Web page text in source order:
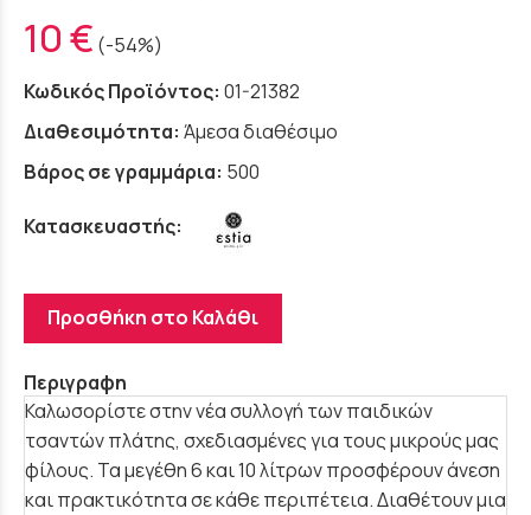
10 € (-54%)
Κωδικός Προϊόντος: 01-21382
Διαθεσιμότητα: Άμεσα διαθέσιμο
Βάρος σε γραμμάρια: 500
Κατασκευαστής:
Προσθήκη στο Καλάθι
Περιγραφη
Καλωσορίστε στην νέα συλλογή των παιδικών
τσαντών πλάτης, σχεδιασμένες για τους μικρούς μας
φίλους. Τα μεγέθη 6 και 10 λίτρων προσφέρουν άνεση
και πρακτικότητα σε κάθε περιπέτεια. Διαθέτουν μια